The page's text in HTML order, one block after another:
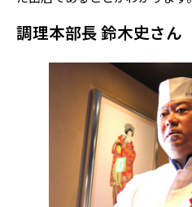
調理本部長 鈴木史さん